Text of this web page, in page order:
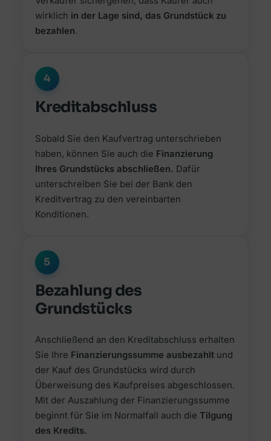
wirklich in der Lage sind, das Grundstück zu
bezahlen.
4
Kreditabschluss
Sobald Sie den Kaufvertrag unterschrieben
haben, können Sie auch die Finanzierung
Ihres Grundstücks abschließen. Dafür
unterschreiben Sie bei der Bank den
Kreditvertrag zu den vereinbarten
Konditionen.
5
Bezahlung des
Grundstücks
Anschließend an den Kreditabschluss erhalten
Sie Ihre Finanzierungssumme ausbezahltund
der Kauf des Grundstücks wird durch
Überweisung des Kaufpreises abgeschlossen.
Mit der Auszahlung der Finanzierungssumme
beginnt für Sie im Normalfall auch die Tilgung
des Kredits.